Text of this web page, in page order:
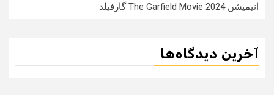
انیمیشن The Garfield Movie 2024 گارفیلد
آخرین دیدگاه‌ها